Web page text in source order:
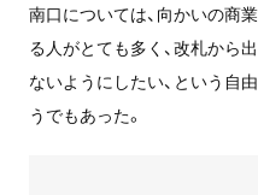
南口については、向かいの商
る人がとても多く、改札から
ないようにしたい、という自
うでもあった。